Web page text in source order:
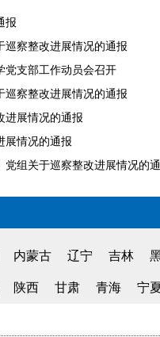
报
巡察整改进展情况的通报
党支部工作动员会召开
巡察整改进展情况的通报
进展情况的通报
展情况的通报
组关于巡察整改进展情况的
内蒙古 辽宁 吉林
陕西 甘肃 青海 宁